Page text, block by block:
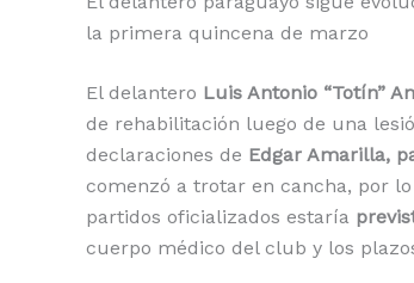
la primera quincena de marzo
El delantero Luis Antonio “Totín”
de rehabilitación luego de una
declaraciones de Edgar Amarilla,
comenzó a trotar en cancha, por
partidos oficializados estaría
cuerpo médico del club y los